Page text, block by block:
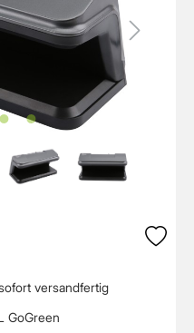
versandfertig
GoGreen